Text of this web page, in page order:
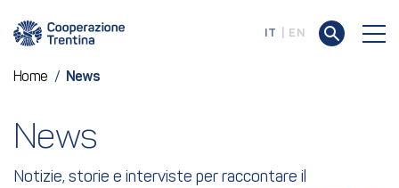
IT EN
Home / News
News
Notizie, storie e interviste per raccontare il